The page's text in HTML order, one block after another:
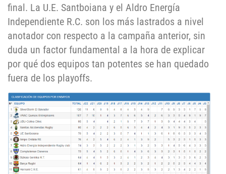
final. La U.E. Santboiana y el Aldro Energía
Independiente R.C. son los más lastrados a nivel
anotador con respecto a la campaña anterior, sin
duda un factor fundamental a la hora de explicar
por qué dos equipos tan potentes se han quedado
fuera de los playoffs.